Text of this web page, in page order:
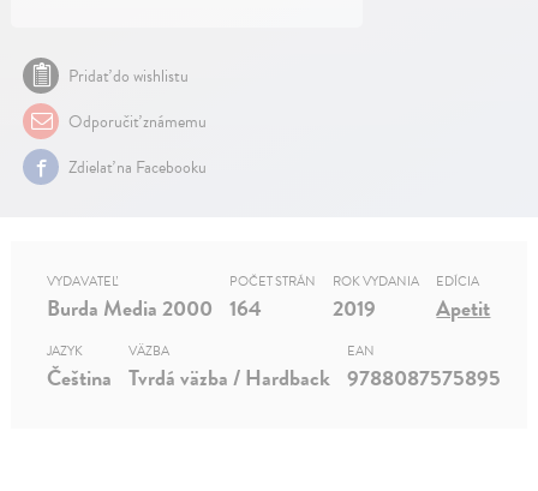
Pridať do wishlistu
Odporučiť známemu
Zdielať na Facebooku
VYDAVATEĽ
Burda Media 2000
POČET STRÁN
164
ROK VYDANIA
2019
EDÍCIA
Apetit
JAZYK
Čeština
VÄZBA
Tvrdá väzba / Hardback
EAN
9788087575895